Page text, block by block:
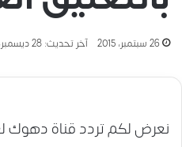
26 سبتمبر، 2015 آخر تحديث: 28 ديسمبر، 2017
نعرض لكم تردد قناة دهوك